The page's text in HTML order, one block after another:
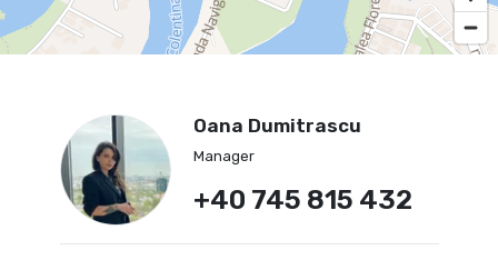
Oana Dumitrascu
Manager
+40 745 815 432